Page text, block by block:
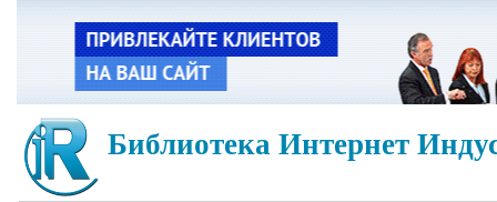
Библиотека Интернет